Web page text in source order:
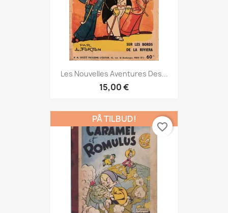
Les Nouvelles Aventures Des...
15,00 €
PÅ TILBUD!
favorite_border